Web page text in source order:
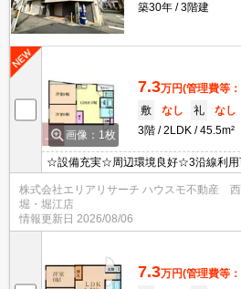
築30年
3階建
画像：1枚
7.3万円(管理費等
敷
なし 礼
なし
3階
2LDK 45.5m²
☆設備充実☆周辺環境良好☆3沿線利
株式会社エリアリサーチ ハウスモ不動産
堀・堀江店
情報更新日 2026/08/06
7.3万円(管理費等